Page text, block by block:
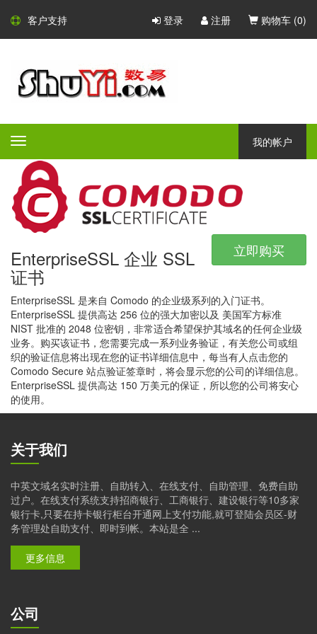
客户支持 登录 注册 购物车 (0)
Toggle
navigation
我的帐户
Comodo SSL 证书
Comodo - 大型的 CA 证书颁发
机构
会为任何公司或组织提供完美的安全解决方案。
立即购买
EnterpriseSSL 企业 SSL
证书
EnterpriseSSL 是来自 Comodo 的企业级系列的入门证书。
EnterpriseSSL 提供高达 256 位的强大加密以及 美国军方标准
NIST 批准的 2048 位密钥，非常适合希望保护其域名的任何企业级
业务。购买该证书，您需要完成一系列业务验证，有关您公司或组
织的验证信息将出现在您的证书详细信息中，每当有人点击您的
Comodo Secure 站点验证签章时，将会显示您的公司的详细信息。
EnterpriseSSL 提供高达 150 万美元的保证，所以您的公司将安心
的使用。
关于我们
中英文域名实时注册、自助转入、在线支付、自助管理、免费自助
过户。在线支付系统支持招商银行、工商银行、建设银行等10多家
银行卡,只要在持卡银行柜台开通网上支付功能,就可登陆会员区-财
务管理处自助支付、即时到帐。本站是全 ...
更多信息
公司